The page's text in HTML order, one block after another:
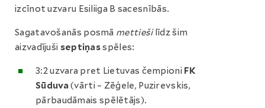
izcīnot uzvaru Esiliiga B sacesnībās.
Sagatavošanās posmā mettiešilīdz šim
aizvadījuši septiņasspēles:
3:2 uzvara pret Lietuvas čempioni FK
Sūduva(vārti – Zēģele, Puzirevskis,
pārbaudāmais spēlētājs).